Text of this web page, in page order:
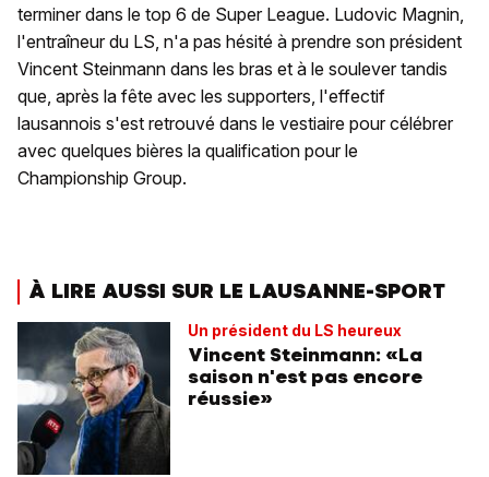
terminer dans le top 6 de Super League. Ludovic Magnin,
l'entraîneur du LS, n'a pas hésité à prendre son président
Vincent Steinmann dans les bras et à le soulever tandis
que, après la fête avec les supporters, l'effectif
lausannois s'est retrouvé dans le vestiaire pour célébrer
avec quelques bières la qualification pour le
Championship Group.
À LIRE AUSSI SUR LE LAUSANNE-SPORT
Un président du LS heureux
Vincent Steinmann: «La
saison n'est pas encore
réussie»